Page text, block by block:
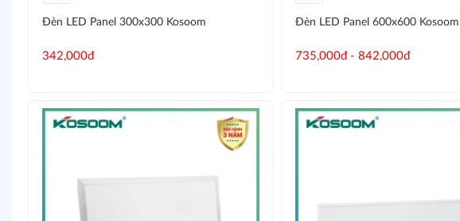
Đèn LED Panel 300x300 Kosoom
342,000đ
Đèn LED Panel 600x600 Kosoom
735,000đ - 842,000đ